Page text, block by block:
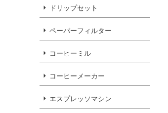
ドリップセット
ペーパーフィルター
コーヒーミル
コーヒーメーカー
エスプレッソマシン